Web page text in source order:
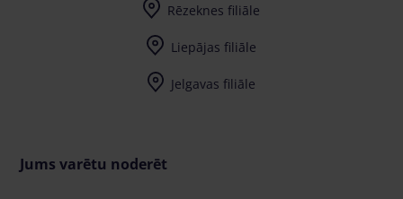
Rēzeknes filiāle
Liepājas filiāle
Jelgavas filiāle
Jums varētu noderēt